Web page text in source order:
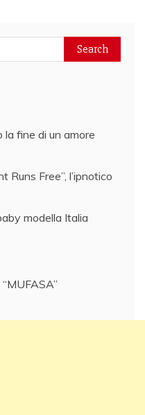
la fine di un amore
Runs Free”, l’ipnotico
modella Italia